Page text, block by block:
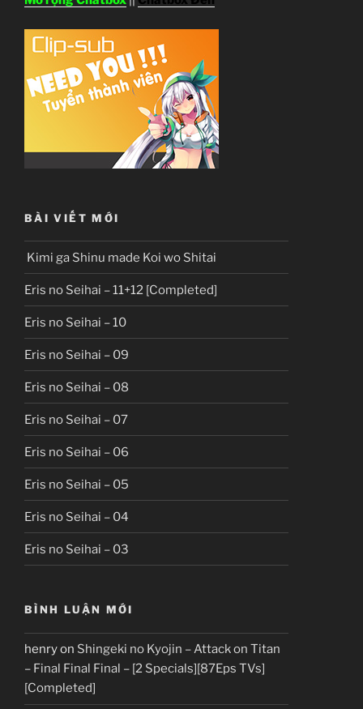
BÀI VIẾT MỚI
Kimi ga Shinu made Koi wo Shitai
Eris no Seihai – 11+12 [Completed]
Eris no Seihai – 10
Eris no Seihai – 09
Eris no Seihai – 08
Eris no Seihai – 07
Eris no Seihai – 06
Eris no Seihai – 05
Eris no Seihai – 04
Eris no Seihai – 03
BÌNH LUẬN MỚI
henryon Shingeki no Kyojin – Attack on Titan
– Final Final Final – [2 Specials][87Eps TVs]
[Completed]